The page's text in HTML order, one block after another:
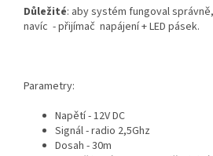
Důležité: aby systém fungoval
navíc - přijímač napájení + LED pásek.
Parametry:
Napětí - 12V DC
Signál - radio 2,5Ghz
Dosah - 30m